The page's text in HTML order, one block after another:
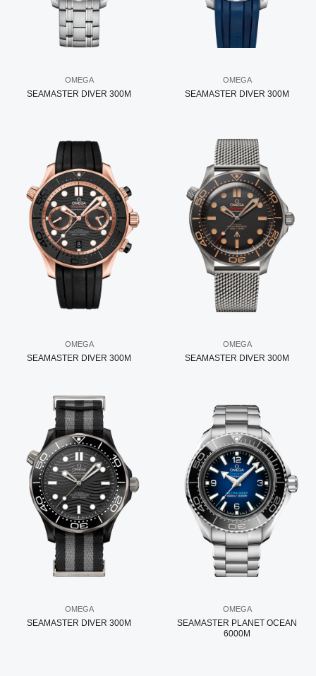
OMEGA
SEAMASTER DIVER 300M
OMEGA
SEAMASTER DIVER 300M
OMEGA
SEAMASTER DIVER 300M
OMEGA
SEAMASTER DIVER 300M
OMEGA
SEAMASTER DIVER 300M
OMEGA
SEAMASTER PLANET OCEAN
6000M